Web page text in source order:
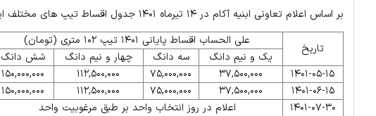
بر اساس اعلام تعاونی ابنیه آکام در 14 تیرماه 1401 جدول اقساط تیپ های مختلف این برج به این صورت است:
تاریخ
علی الحساب اقساط پایانی 1401 تیپ 102 متری (تومان)
یک و نیم دانگ
سه دانگ چهار و نیم دانگ
شش دانگ
1401-05-15
37,500,000
75,000,000
112,500,000
150,000,000
1401-06-15
37,500,000
75,000,000
112,500,000
150,000,000
1401-07-30
اعلام در روز انتخاب واحد بر طبق مرغوبیت واحد